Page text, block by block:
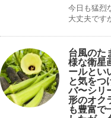
今日も猛烈
大丈夫です
台風のた
様な衛星
ールとい
と気をつ
バ〜シリ
形のオク
も豊富で